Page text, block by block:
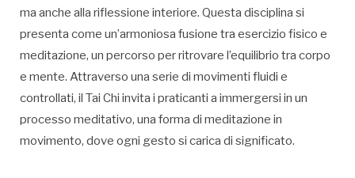
ma anche alla riflessione interiore. Questa disciplina si
presenta come un’armoniosa fusione tra esercizio fisico e
meditazione, un percorso per ritrovare l’equilibrio tra corpo
e mente. Attraverso una serie di movimenti fluidi e
controllati, il Tai Chi invita i praticanti a immergersi in un
processo meditativo, una forma di meditazione in
movimento, dove ogni gesto si carica di significato.